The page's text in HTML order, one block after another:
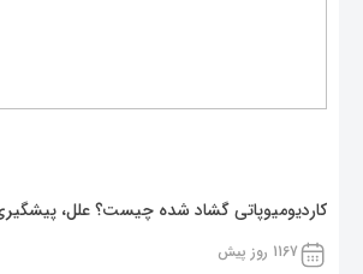
کاردیومیوپاتی گشاد شده چیست؟ علل،
1167 روز پیش